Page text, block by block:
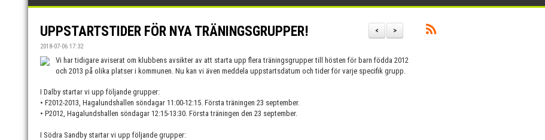
>
<
UPPSTARTSTIDER FÖR NYA TRÄNINGSGRUPPER!
2018-07-06 17:32
Vi har tidigare aviserat om klubbens avsikter av att starta upp flera träningsgrupper till hösten för barn födda 2012
och 2013 på olika platser i kommunen. Nu kan vi även meddela uppstartsdatum och tider för varje specifik grupp.
I Dalby startar vi upp följande grupper:
• F2012-2013, Hagalundshallen söndagar 11:00-12:15. Första träningen 23 september.
• P2012, Hagalundshallen söndagar 12:15-13:30. Första träningen den 23 september.
I Södra Sandby startar vi upp följande grupper: